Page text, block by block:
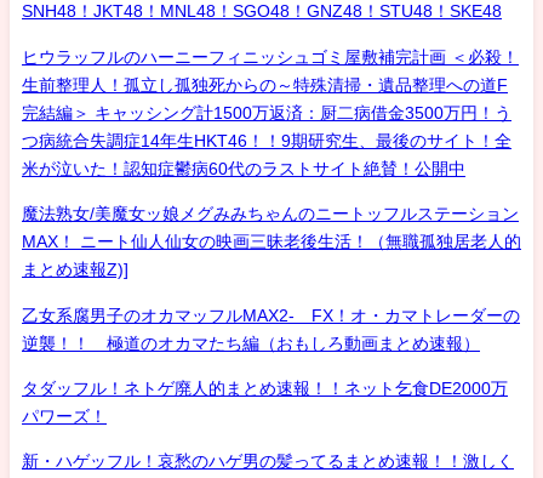
SNH48！JKT48！MNL48！SGO48！GNZ48！STU48！SKE48
ヒウラッフルのハーニーフィニッシュゴミ屋敷補完計画 ＜必殺！
生前整理人！孤立し孤独死からの～特殊清掃・遺品整理への道F
完結編＞ キャッシング計1500万返済：厨二病借金3500万円！う
つ病統合失調症14年生HKT46！！9期研究生、最後のサイト！全
米が泣いた！認知症鬱病60代のラストサイト絶賛！公開中
魔法熟女/美魔女ッ娘メグみみちゃんのニートッフルステーション
MAX！ ニート仙人仙女の映画三昧老後生活！（無職孤独居老人的
まとめ速報Z)]
乙女系腐男子のオカマッフルMAX2- FX！オ・カマトレーダーの
逆襲！！ 極道のオカマたち編（おもしろ動画まとめ速報）
タダッフル！ネトゲ廃人的まとめ速報！！ネット乞食DE2000万
パワーズ！
新・ハゲッフル！哀愁のハゲ男の髪ってるまとめ速報！！激しく